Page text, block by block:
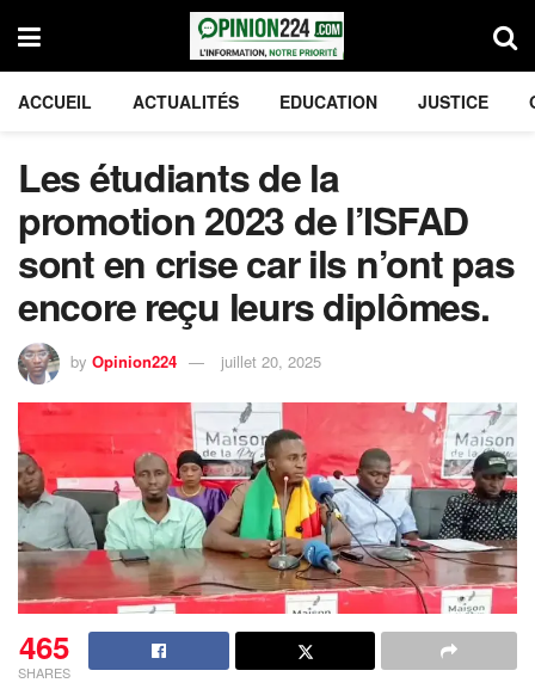
ACCUEIL ACTUALITÉS EDUCATION JUSTICE
Les étudiants de la
promotion 2023 de l’ISFAD
sont en crise car ils n’ont pas
encore reçu leurs diplômes.
by Opinion224 juillet 20, 2025
465
SHARES